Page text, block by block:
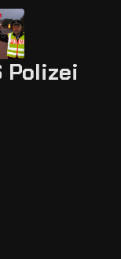
Polizei